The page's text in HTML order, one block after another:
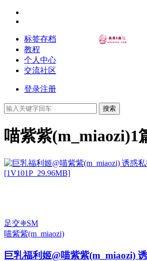
标签存档
教程
个人中心
交流社区
登录注册
搜索
喵紫紫(m_miaozi)1
足交❈SM
喵紫紫(m_miaozi)
巨乳福利姬@喵紫紫(m_miaozi)